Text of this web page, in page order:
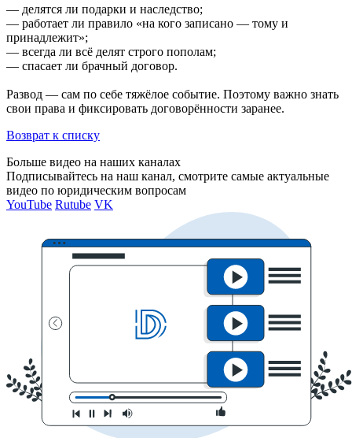
— делятся ли подарки и наследство;
— работает ли правило «на кого записано — тому и
принадлежит»;
— всегда ли всё делят строго пополам;
— спасает ли брачный договор.
Развод — сам по себе тяжёлое событие. Поэтому важно знать
свои права и фиксировать договорённости заранее.
Возврат к списку
Больше видео на наших каналах
Подписывайтесь на наш канал, смотрите самые актуальные
видео по юридическим вопросам
YouTube Rutube VK